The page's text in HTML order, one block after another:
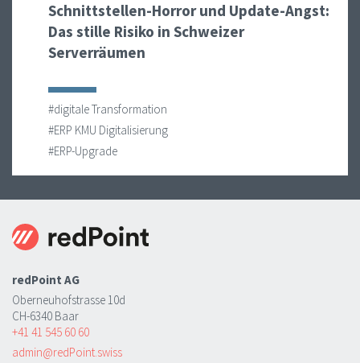
Schnittstellen-Horror und Update-Angst:
Das stille Risiko in Schweizer
Serverräumen
#digitale Transformation
#ERP KMU Digitalisierung
#ERP-Upgrade
redPoint AG
Oberneuhofstrasse 10d
CH-6340 Baar
+41 41 545 60 60
admin@redPoint.swiss